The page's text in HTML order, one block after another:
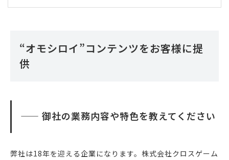
“オモシロイ”コンテンツをお客様に提
供
—— 御社の業務内容や特色を教えてください
弊社は18年を迎える企業になります。株式会社クロスゲーム